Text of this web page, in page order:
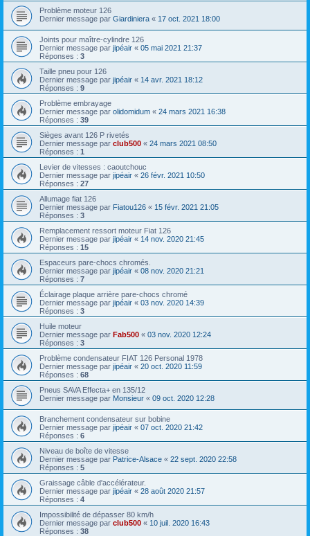
Problème moteur 126
Dernier message par Giardiniera « 17 oct. 2021 18:00
Joints pour maître-cylindre 126
Dernier message par jipéair « 05 mai 2021 21:37
Réponses : 3
Taille pneu pour 126
Dernier message par jipéair « 14 avr. 2021 18:12
Réponses : 9
Problème embrayage
Dernier message par olidomidum « 24 mars 2021 16:38
Réponses : 39
Sièges avant 126 P rivetés
Dernier message par club500 « 24 mars 2021 08:50
Réponses : 1
Levier de vitesses : caoutchouc
Dernier message par jipéair « 26 févr. 2021 10:50
Réponses : 27
Allumage fiat 126
Dernier message par Fiatou126 « 15 févr. 2021 21:05
Réponses : 3
Remplacement ressort moteur Fiat 126
Dernier message par jipéair « 14 nov. 2020 21:45
Réponses : 15
Espaceurs pare-chocs chromés.
Dernier message par jipéair « 08 nov. 2020 21:21
Réponses : 7
Éclairage plaque arrière pare-chocs chromé
Dernier message par jipéair « 03 nov. 2020 14:39
Réponses : 3
Huile moteur
Dernier message par Fab500 « 03 nov. 2020 12:24
Réponses : 3
Problème condensateur FIAT 126 Personal 1978
Dernier message par jipéair « 20 oct. 2020 11:59
Réponses : 68
Pneus SAVA Effecta+ en 135/12
Dernier message par Monsieur « 09 oct. 2020 12:28
Branchement condensateur sur bobine
Dernier message par jipéair « 07 oct. 2020 21:42
Réponses : 6
Niveau de boîte de vitesse
Dernier message par Patrice-Alsace « 22 sept. 2020 22:58
Réponses : 5
Graissage câble d'accélérateur.
Dernier message par jipéair « 28 août 2020 21:57
Réponses : 4
Impossibilité de dépasser 80 km/h
Dernier message par club500 « 10 juil. 2020 16:43
Réponses : 38